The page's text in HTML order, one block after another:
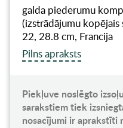
galda piederumu
(izstrādājumu
22, 28.8 cm, Francija
Pilns apraksts
Piekļuve noslēgto
sarakstiem tiek
nosacījumi ir aprakstīti